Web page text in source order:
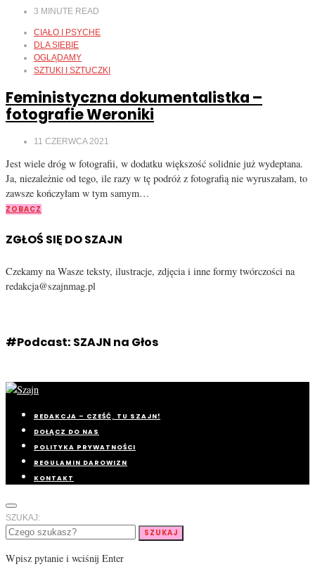
3 MINUTE READ
CIAŁO I PSYCHE
DLA SIEBIE
OGLĄDAMY
SZTUKI I SZTUCZKI
Feministyczna dokumentalistka –
fotografie Weroniki
11 CZERWCA 2021
Jest wiele dróg w fotografii, w dodatku większość solidnie już wydeptana.
Ja, niezależnie od tego, ile razy w tę podróż z fotografią nie wyruszałam, to
zawsze kończyłam w tym samym…
ZOBACZ
ZGŁOŚ SIĘ DO SZAJN
Czekamy na Wasze teksty, ilustracje, zdjęcia i inne formy twórczości na
redakcja@szajnmag.pl
#Podcast: SZAJN na Głos
REDAKCJA – CZEŚĆ, TU SZAJN!
DOŁĄCZ DO NAS
POLITYKA PRYWATNOŚCI
REGULAMIN DAROWIZN
KONTAKT
SZUKAJ:
SZUKAJ
Wpisz pytanie i wciśnij Enter